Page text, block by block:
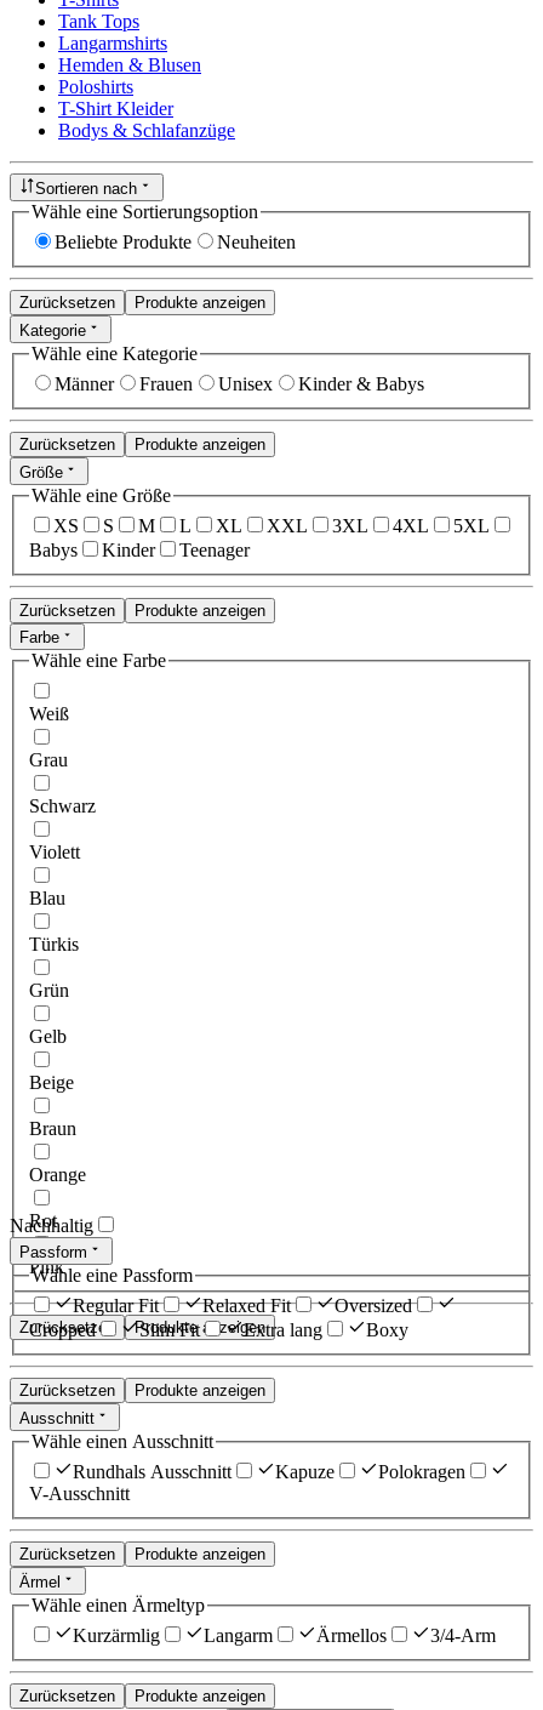
Tank Tops
Langarmshirts
Hemden & Blusen
Poloshirts
T-Shirt Kleider
Bodys & Schlafanzüge
Sortieren nach
Wähle eine Sortierungsoption
Beliebte Produkte
Neuheiten
Zurücksetzen
Produkte anzeigen
Kategorie
Wähle eine Kategorie
Männer
Frauen Unisex Kinder & Babys
Zurücksetzen
Produkte anzeigen
Größe
Wähle eine Größe
XS
S M L XL XXL 3XL 4XL
5XL
Babys
Kinder Teenager
Zurücksetzen
Produkte anzeigen
Farbe
Wähle eine Farbe
Weiß
Grau
Schwarz
Violett
Blau
Türkis
Grün
Gelb
Beige
Braun
Orange
Rot
Pink
Zurücksetzen Produkte anzeigen
Nachhaltig
Passform
Wähle eine Passform
Regular Fit
Relaxed Fit
Oversized
Cropped
Slim Fit Extra lang Boxy
Zurücksetzen
Produkte anzeigen
Ausschnitt
Wähle einen Ausschnitt
Rundhals Ausschnitt
Kapuze
Polokragen
V-Ausschnitt
Zurücksetzen
Produkte anzeigen
Ärmel
Wähle einen Ärmeltyp
Kurzärmlig
Langarm Ärmellos 3/4-Arm
Zurücksetzen Produkte anzeigen